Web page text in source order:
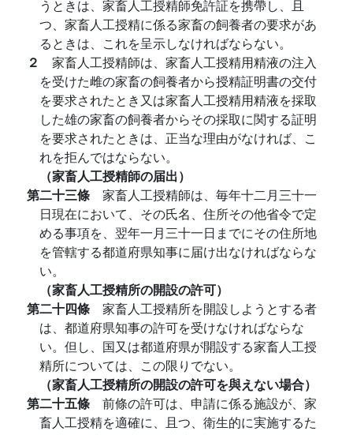
うときは、家畜人工授精師免許証を携帶し、且
つ、家畜人工授精に係る家畜の飼養者の要求があ
るときは、これを呈示しなければならない。
２ 家畜人工授精師は、家畜人工授精用精液の注入
を受けた雌の家畜の飼養者から授精証明書の交付
を要求されたとき又は家畜人工授精用精液を採取
した雄の家畜の飼養者からその採取に関する証明
を要求されたときは、正当な理由がなければ、こ
れを拒んではならない。
（家畜人工授精師の届出）
第二十三條 家畜人工授精師は、毎年十二月三十一
日現在において、その氏名、住所その他省令で定
める事項を、翌年一月三十一日までにその住所地
を管轄する都道府県知事に届け出なければならな
い。
（家畜人工授精所の開設の許可）
第二十四條 家畜人工授精所を開設しようとする者
は、都道府県知事の許可を受けなければならな
い。但し、国又は都道府県が開設する家畜人工授
精所については、この限りでない。
（家畜人工授精所の開設の許可を與えない場合）
第二十五條 前條の許可は、申請に係る施設が、家
畜人工授精を適確に、且つ、衛生的に実施するた